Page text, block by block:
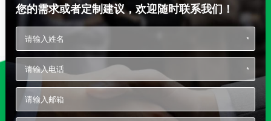
您的需求或者定制建议，欢迎随时联系我们！
*
*